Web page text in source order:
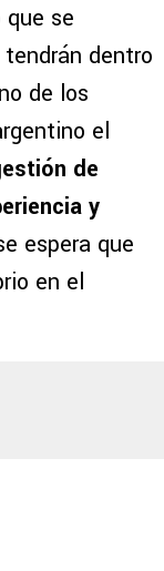
que se
dentro
de los
el
de
y
espera que
en el